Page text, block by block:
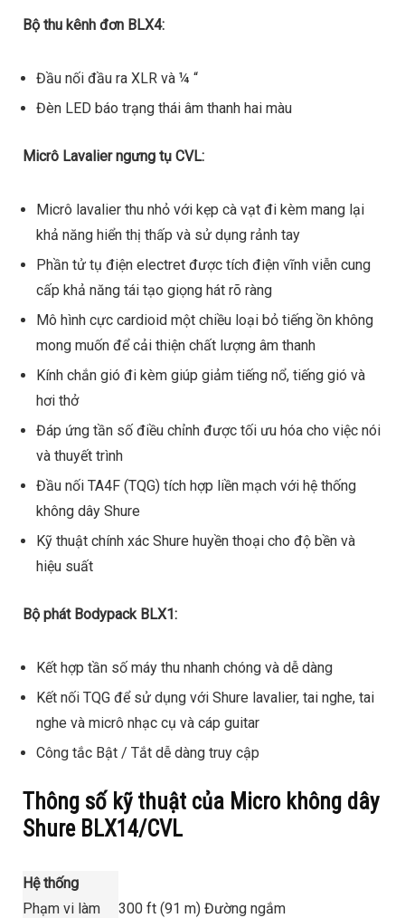
Bộ thu kênh đơn BLX4:
Đầu nối đầu ra XLR và ¼ “
Đèn LED báo trạng thái âm thanh hai màu
Micrô Lavalier ngưng tụ CVL:
Micrô lavalier thu nhỏ với kẹp cà vạt đi kèm mang lại
khả năng hiển thị thấp và sử dụng rảnh tay
Phần tử tụ điện electret được tích điện vĩnh viễn cung
cấp khả năng tái tạo giọng hát rõ ràng
Mô hình cực cardioid một chiều loại bỏ tiếng ồn không
mong muốn để cải thiện chất lượng âm thanh
Kính chắn gió đi kèm giúp giảm tiếng nổ, tiếng gió và
hơi thở
Đáp ứng tần số điều chỉnh được tối ưu hóa cho việc nói
và thuyết trình
Đầu nối TA4F (TQG) tích hợp liền mạch với hệ thống
không dây Shure
Kỹ thuật chính xác Shure huyền thoại cho độ bền và
hiệu suất
Bộ phát Bodypack BLX1:
Kết hợp tần số máy thu nhanh chóng và dễ dàng
Kết nối TQG để sử dụng với Shure lavalier, tai nghe, tai
nghe và micrô nhạc cụ và cáp guitar
Công tắc Bật / Tắt dễ dàng truy cập
Thông số kỹ thuật của Micro không dây
Shure BLX14/CVL
Hệ thống
Phạm vi làm
300 ft (91 m) Đường ngắm